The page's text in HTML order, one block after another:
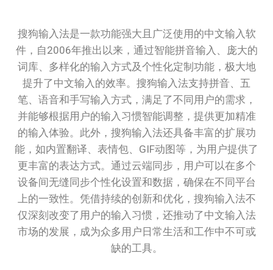
搜狗输入法是一款功能强大且广泛使用的中文输入软
件，自2006年推出以来，通过智能拼音输入、庞大的
词库、多样化的输入方式及个性化定制功能，极大地
提升了中文输入的效率。搜狗输入法支持拼音、五
笔、语音和手写输入方式，满足了不同用户的需求，
并能够根据用户的输入习惯智能调整，提供更加精准
的输入体验。此外，搜狗输入法还具备丰富的扩展功
能，如内置翻译、表情包、GIF动图等，为用户提供了
更丰富的表达方式。通过云端同步，用户可以在多个
设备间无缝同步个性化设置和数据，确保在不同平台
上的一致性。凭借持续的创新和优化，搜狗输入法不
仅深刻改变了用户的输入习惯，还推动了中文输入法
市场的发展，成为众多用户日常生活和工作中不可或
缺的工具。